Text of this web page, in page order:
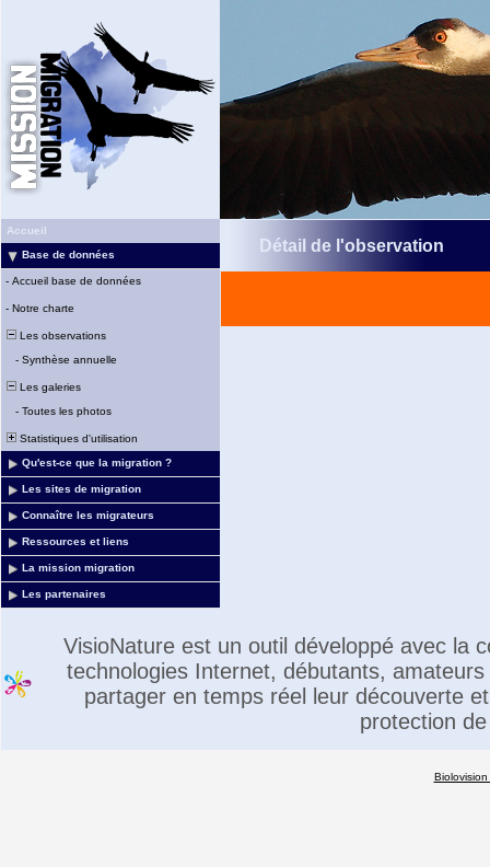
Accueil
Base de données
- Accueil base de données
- Notre charte
Les observations
- Synthèse annuelle
Les galeries
- Toutes les photos
Statistiques d'utilisation
Qu'est-ce que la migration ?
Les sites de migration
Connaître les migrateurs
Ressources et liens
La mission migration
Les partenaires
Détail de l'observation
VisioNature est un outil développé avec la
technologies Internet, débutants,
partager en temps réel leur découverte
protection
Biolovision